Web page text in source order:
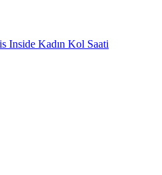
Inside Kadın Kol Saati